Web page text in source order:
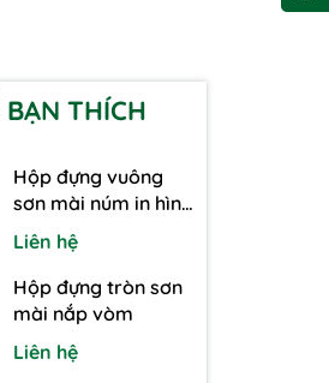
BẠN THÍCH
Hộp đựng vuông
sơn mài núm in hình
bướm
Liên hệ
Hộp đựng tròn sơn
mài nắp vòm
Liên hệ